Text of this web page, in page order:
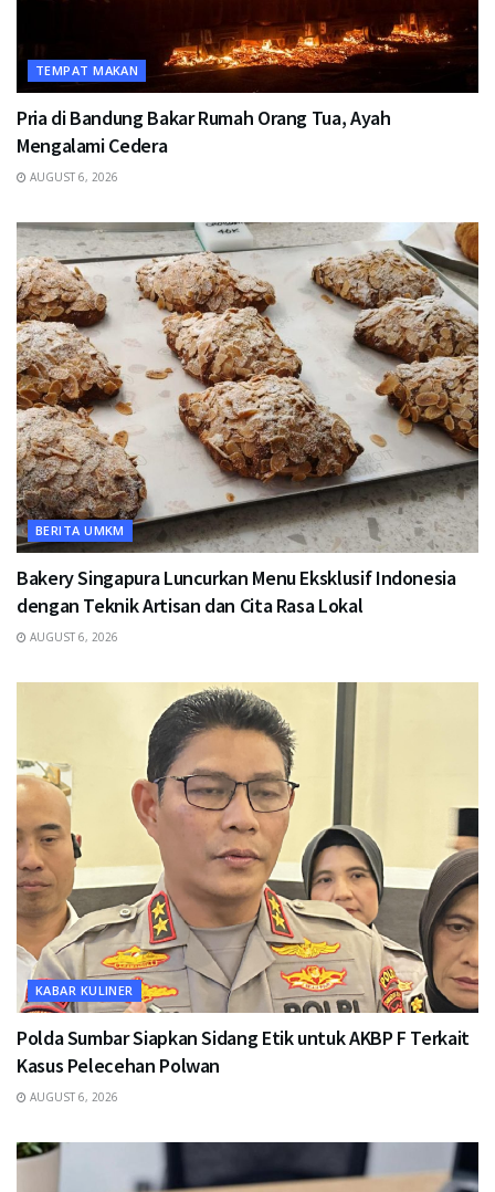
TEMPAT MAKAN
Pria di Bandung Bakar Rumah Orang Tua, Ayah
Mengalami Cedera
AUGUST 6, 2026
BERITA UMKM
Bakery Singapura Luncurkan Menu Eksklusif Indonesia
dengan Teknik Artisan dan Cita Rasa Lokal
AUGUST 6, 2026
KABAR KULINER
Polda Sumbar Siapkan Sidang Etik untuk AKBP F Terkait
Kasus Pelecehan Polwan
AUGUST 6, 2026